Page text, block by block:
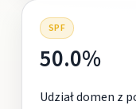
SPF
50.0%
Udział domen z